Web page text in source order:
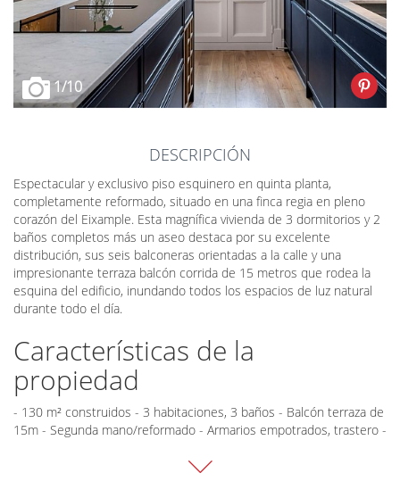
1/10
DESCRIPCIÓN
Espectacular y exclusivo piso esquinero en quinta planta,
completamente reformado, situado en una finca regia en pleno
corazón del Eixample. Esta magnífica vivienda de 3 dormitorios y 2
baños completos más un aseo destaca por su excelente
distribución, sus seis balconeras orientadas a la calle y una
impresionante terraza balcón corrida de 15 metros que rodea la
esquina del edificio, inundando todos los espacios de luz natural
durante todo el día.
Características de la
propiedad
- 130 m² construidos - 3 habitaciones, 3 baños - Balcón terraza de
15m - Segunda mano/reformado - Armarios empotrados, trastero -
planta exterior con ascensor - Cocina diseño con isla, encimeras